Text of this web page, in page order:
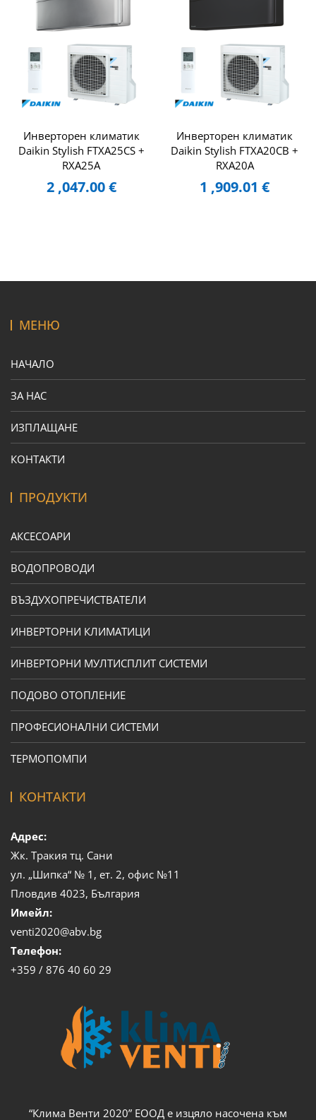
Инверторен климатик
Daikin Stylish FTXA25CS +
RXA25A
2 ,047.00€
Инверторен климатик
Daikin Stylish FTXA20CB +
RXA20A
1 ,909.01€
МЕНЮ
НАЧАЛО
ЗА НАС
ИЗПЛАЩАНЕ
КОНТАКТИ
ПРОДУКТИ
АКСЕСОАРИ
ВОДОПРОВОДИ
ВЪЗДУХОПРЕЧИСТВАТЕЛИ
ИНВЕРТОРНИ КЛИМАТИЦИ
ИНВЕРТОРНИ МУЛТИСПЛИТ СИСТЕМИ
ПОДОВО ОТОПЛЕНИЕ
ПРОФЕСИОНАЛНИ СИСТЕМИ
ТЕРМОПОМПИ
КОНТАКТИ
Адрес:
Жк. Тракия тц. Сани
ул. „Шипка“ № 1, ет. 2, офис №11
Пловдив 4023, България
Имейл:
venti2020@abv.bg
Телефон:
+359 / 876 40 60 29
“Клима Венти 2020” ЕООД е изцяло насочена към